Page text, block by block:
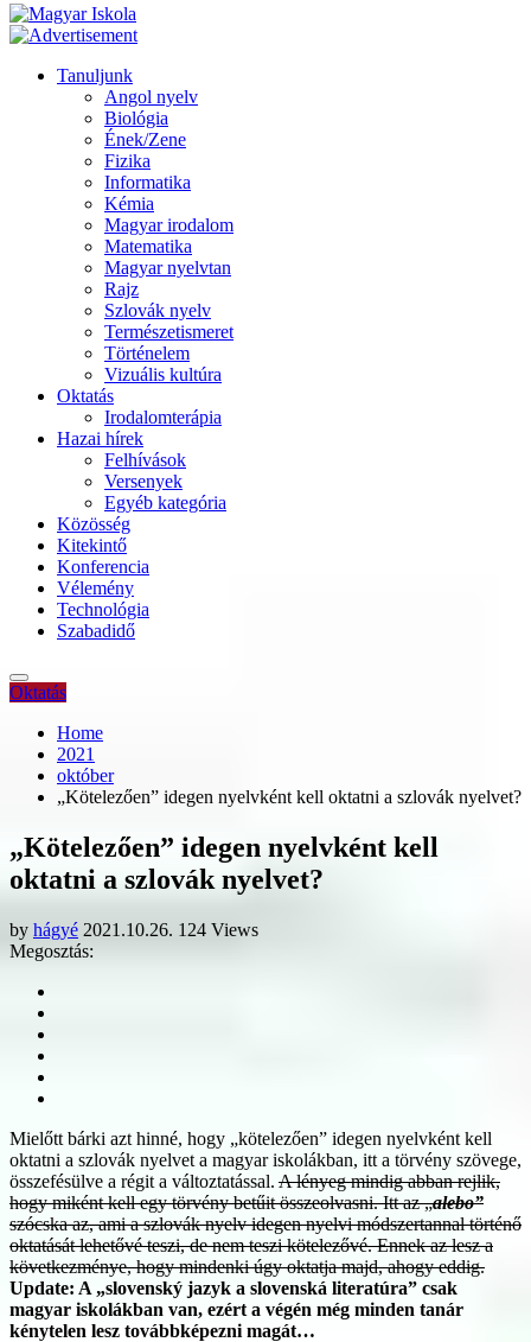
Tanuljunk
Angol nyelv
Biológia
Ének/Zene
Fizika
Informatika
Kémia
Magyar irodalom
Matematika
Magyar nyelvtan
Rajz
Szlovák nyelv
Természetismeret
Történelem
Vizuális kultúra
Oktatás
Irodalomterápia
Hazai hírek
Felhívások
Versenyek
Egyéb kategória
Közösség
Kitekintő
Konferencia
Vélemény
Technológia
Szabadidő
Oktatás
Home
2021
október
„Kötelezően” idegen nyelvként kell oktatni a szlovák nyelvet?
„Kötelezően” idegen nyelvként kell
oktatni a szlovák nyelvet?
by hágyé 2021.10.26. 124 Views
Megosztás:
Mielőtt bárki azt hinné, hogy „kötelezően” idegen nyelvként kell
oktatni a szlovák nyelvet a magyar iskolákban, itt a törvény szövege,
összefésülve a régit a változtatással. A lényeg mindig abban rejlik,
hogy miként kell egy törvény betűit összeolvasni. Itt az „alebo”
szócska az, ami a szlovák nyelv idegen nyelvi módszertannal történő
oktatását lehetővé teszi, de nem teszi kötelezővé. Ennek az lesz a
következménye, hogy mindenki úgy oktatja majd, ahogy eddig.
Update: A „slovenský jazyk a slovenská literatúra” csak
magyar iskolákban van, ezért a végén még minden tanár
kénytelen lesz továbbképezni magát…